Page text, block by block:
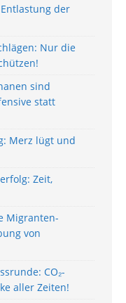
der
Nur die
sind
statt
Merz lügt und
Zeit,
Migranten-
von
CO₂-
aller Zeiten!